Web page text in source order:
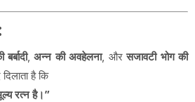
,अन्न की अवहेलना, औरसजावटी भोग की
है कि
रत्न है।”